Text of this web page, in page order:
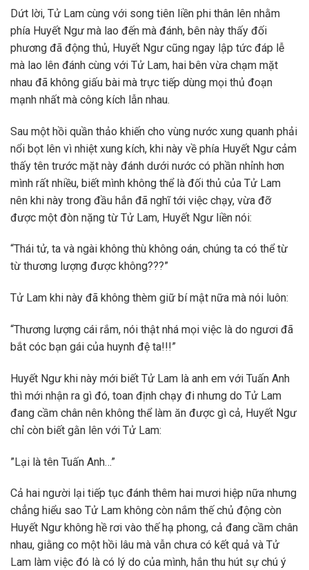
Dứt lời, Tử Lam cùng với song tiên liền phi thân lên nhằm
phía Huyết Ngư mà lao đến mà đánh, bên này thấy đối
phương đã động thủ, Huyết Ngư cũng ngay lập tức đáp lễ
mà lao lên đánh cùng với Tử Lam, hai bên vừa chạm mặt
nhau đã không giấu bài mà trực tiếp dùng mọi thủ đoạn
mạnh nhất mà công kích lẫn nhau.
Sau một hồi quần thảo khiến cho vùng nước xung quanh phải
nổi bọt lên vì nhiệt xung kích, khi này về phía Huyết Ngư cảm
thấy tên trước mặt này đánh dưới nước có phần nhỉnh hơn
mình rất nhiều, biết mình không thể là đối thủ của Tử Lam
nên khi này trong đầu hắn đã nghĩ tới việc chạy, vừa đỡ
được một đòn nặng từ Tử Lam, Huyết Ngư liền nói:
“Thái tử, ta và ngài không thù không oán, chúng ta có thể từ
từ thương lượng được không???”
Tử Lam khi này đã không thèm giữ bí mật nữa mà nói luôn:
“Thương lượng cái rắm, nói thật nhá mọi việc là do ngươi đã
bắt cóc bạn gái của huynh đệ ta!!!”
Huyết Ngư khi này mới biết Tử Lam là anh em với Tuấn Anh
thì mới nhận ra gì đó, toan định chạy đi nhưng do Tử Lam
đang cầm chân nên không thể làm ăn được gì cả, Huyết Ngư
chỉ còn biết gằn lên với Tử Lam:
”Lại là tên Tuấn Anh…”
Cả hai người lại tiếp tục đánh thêm hai mươi hiệp nữa nhưng
chẳng hiểu sao Tử Lam không còn nắm thế chủ động còn
Huyết Ngư không hề rơi vào thế hạ phong, cả đang cầm chân
nhau, giằng co một hồi lâu mà vẫn chưa có kết quả và Tử
Lam làm việc đó là có lý do của mình, hắn thu hút sự chú ý